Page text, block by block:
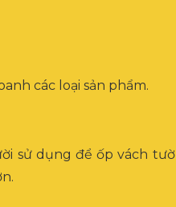
các loại sản phẩm.
sử dụng để ốp vách